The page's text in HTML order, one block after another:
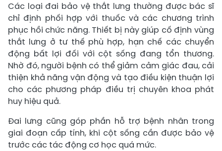
​Các loại đai bảo vệ thắt lưng thường được bác sĩ
chỉ định phối hợp với thuốc và các chương trình
phục hồi chức năng. Thiết bị này giúp cố định vùng
thắt lưng ở tư thế phù hợp, hạn chế các chuyển
động bất lợi đối với cột sống đang tổn thương.
Nhờ đó, người bệnh có thể giảm cảm giác đau, cải
thiện khả năng vận động và tạo điều kiện thuận lợi
cho các phương pháp điều trị chuyên khoa phát
huy hiệu quả.
Đai lưng cũng góp phần hỗ trợ bệnh nhân trong
giai đoạn cấp tính, khi cột sống cần được bảo vệ
trước các tác động cơ học quá mức.